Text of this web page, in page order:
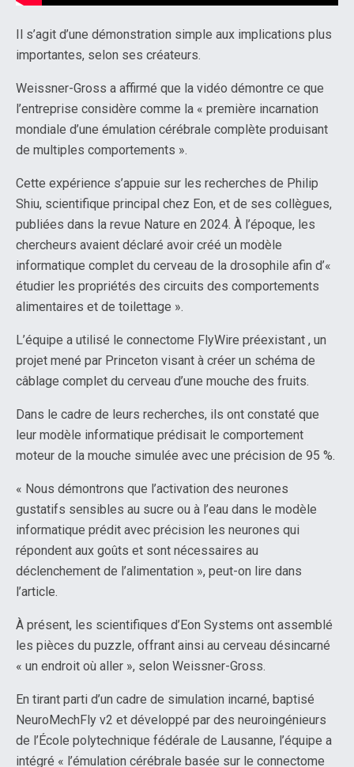
Il s’agit d’une démonstration simple aux implications plus
importantes, selon ses créateurs.
Weissner-Gross a affirmé que la vidéo démontre ce que
l’entreprise considère comme la « première incarnation
mondiale d’une émulation cérébrale complète produisant
de multiples comportements ».
Cette expérience s’appuie sur les recherches de Philip
Shiu, scientifique principal chez Eon, et de ses collègues,
publiées dans la revue Nature en 2024. À l’époque, les
chercheurs avaient déclaré avoir créé un modèle
informatique complet du cerveau de la drosophile afin d’«
étudier les propriétés des circuits des comportements
alimentaires et de toilettage ».
L’équipe a utilisé le connectome FlyWire préexistant , un
projet mené par Princeton visant à créer un schéma de
câblage complet du cerveau d’une mouche des fruits.
Dans le cadre de leurs recherches, ils ont constaté que
leur modèle informatique prédisait le comportement
moteur de la mouche simulée avec une précision de 95 %.
« Nous démontrons que l’activation des neurones
gustatifs sensibles au sucre ou à l’eau dans le modèle
informatique prédit avec précision les neurones qui
répondent aux goûts et sont nécessaires au
déclenchement de l’alimentation », peut-on lire dans
l’article.
À présent, les scientifiques d’Eon Systems ont assemblé
les pièces du puzzle, offrant ainsi au cerveau désincarné
« un endroit où aller », selon Weissner-Gross.
En tirant parti d’un cadre de simulation incarné, baptisé
NeuroMechFly v2 et développé par des neuroingénieurs
de l’École polytechnique fédérale de Lausanne, l’équipe a
intégré « l’émulation cérébrale basée sur le connectome